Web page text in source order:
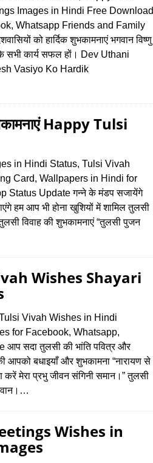
Images in Hindi Free Download
Whatsapp Friends and Family
को हार्दिक शुभकामनाएं भगवान विष्‍णु
सभी कार्य सफल हों। D‍ev Uthani
Vasiyo Ko Hardik
Happy Tulsi
in Hindi Status, Tulsi Vivah
Card, Wallpapers in Hindi for
Status Update गन्ने के मंडप सजायेंगे
हम आप भी होना खुशियों में शामिल तुलसी
विवाह की शुभकामनाएं “तुलसी पुजन
Wishes Shayari
Vivah Wishes in Hindi
for Facebook, Whatsapp,
आप सदा तुलसी की भांति पवित्र और
आपको बधाइयाँ और शुभकामना “नारायण से
करें मेरा प्रभु जीवन संगिनी समान।” तुलसी
Wishes in